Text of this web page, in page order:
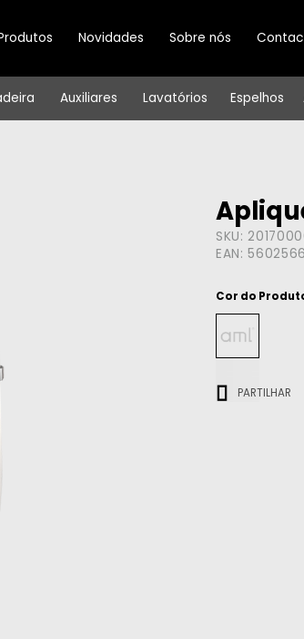
Novidades Sobre nós
Auxiliares Lavatórios Espelhos
SKU:
EAN:
Cor do
PARTILHAR